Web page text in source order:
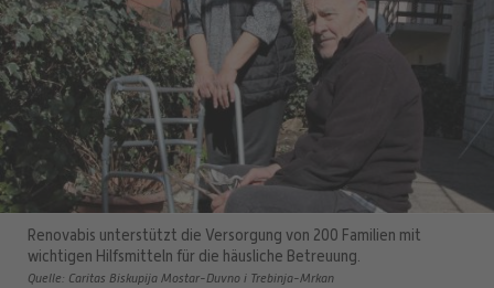
Renovabis unterstützt die Versorgung von 200 Familien mit
wichtigen Hilfsmitteln für die häusliche Betreuung.
Quelle: Caritas Biskupija Mostar-Duvno i Trebinja-Mrkan